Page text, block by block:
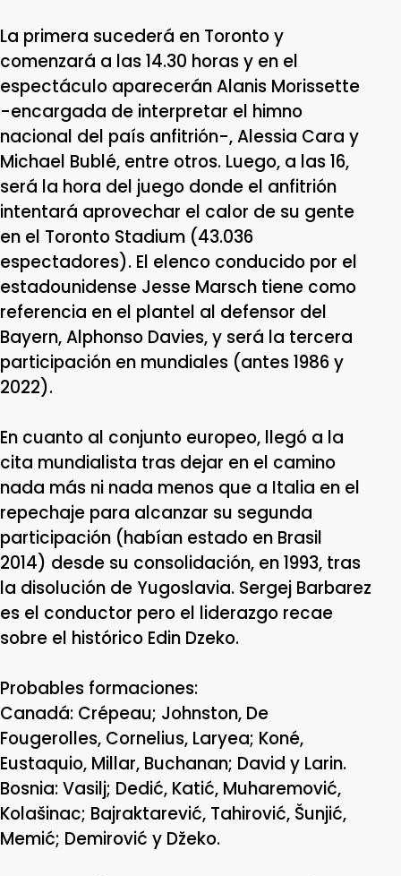
La primera sucederá en Toronto y
comenzará a las 14.30 horas y en el
espectáculo aparecerán Alanis Morissette
-encargada de interpretar el himno
nacional del país anfitrión-, Alessia Cara y
Michael Bublé, entre otros. Luego, a las 16,
será la hora del juego donde el anfitrión
intentará aprovechar el calor de su gente
en el Toronto Stadium (43.036
espectadores). El elenco conducido por el
estadounidense Jesse Marsch tiene como
referencia en el plantel al defensor del
Bayern, Alphonso Davies, y será la tercera
participación en mundiales (antes 1986 y
2022).
En cuanto al conjunto europeo, llegó a la
cita mundialista tras dejar en el camino
nada más ni nada menos que a Italia en el
repechaje para alcanzar su segunda
participación (habían estado en Brasil
2014) desde su consolidación, en 1993, tras
la disolución de Yugoslavia. Sergej Barbarez
es el conductor pero el liderazgo recae
sobre el histórico Edin Dzeko.
Probables formaciones:
Canadá: Crépeau; Johnston, De
Fougerolles, Cornelius, Laryea; Koné,
Eustaquio, Millar, Buchanan; David y Larin.
Bosnia: Vasilj; Dedić, Katić, Muharemović,
Kolašinac; Bajraktarević, Tahirović, Šunjić,
Memić; Demirović y Džeko.